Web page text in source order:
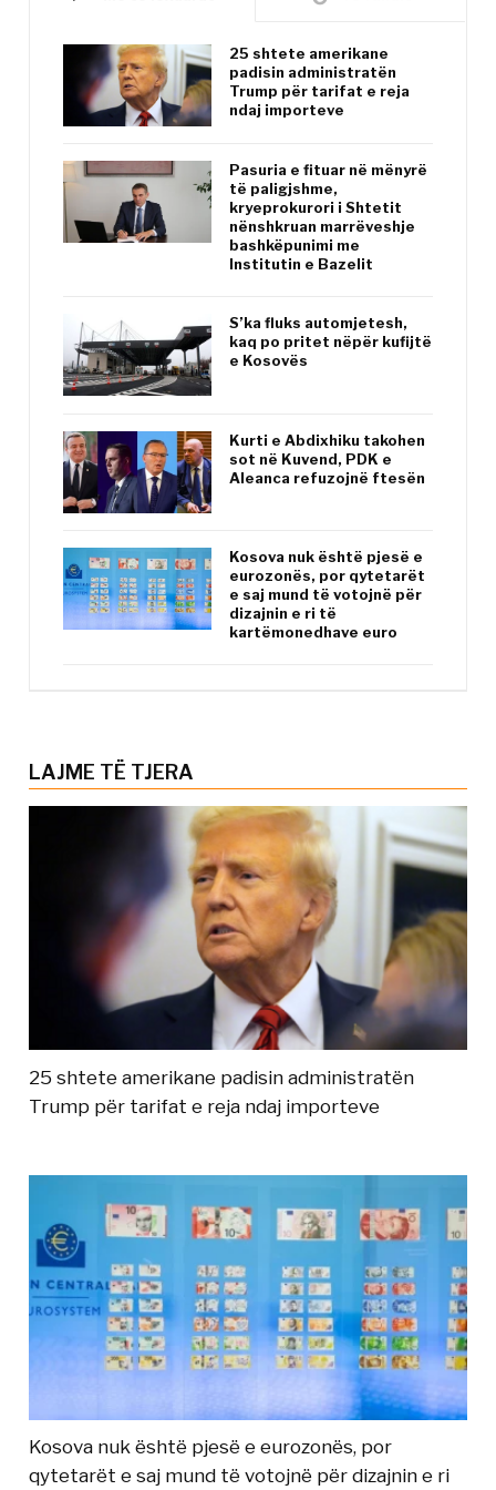
25 shtete amerikane
padisin administratën
Trump për tarifat e reja
ndaj importeve
Pasuria e fituar në mënyrë
të paligjshme,
kryeprokurori i Shtetit
nënshkruan marrëveshje
bashkëpunimi me
Institutin e Bazelit
S’ka fluks automjetesh,
kaq po pritet nëpër kufijtë
e Kosovës
Kurti e Abdixhiku takohen
sot në Kuvend, PDK e
Aleanca refuzojnë ftesën
Kosova nuk është pjesë e
eurozonës, por qytetarët
e saj mund të votojnë për
dizajnin e ri të
kartëmonedhave euro
LAJME TË TJERA
25 shtete amerikane padisin administratën
Trump për tarifat e reja ndaj importeve
Kosova nuk është pjesë e eurozonës, por
qytetarët e saj mund të votojnë për dizajnin e ri